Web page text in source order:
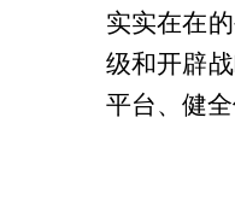
实实在在
级和开辟
平台、健